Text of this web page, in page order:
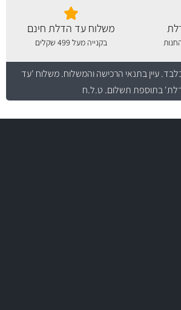
משלוח עד הדלת חינם
בקנייה מעל 499 שקלים
עיין בתנאי הרכישה והמשלוח. משלוח 'עד
בתוספת תשלום. ט.ל.ח